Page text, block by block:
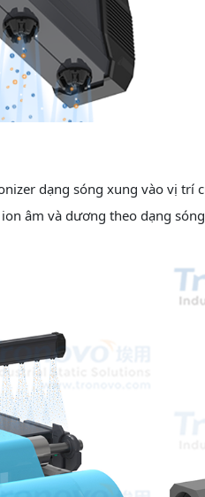
dạng sóng xung vào vị trí
âm và dương theo dạng